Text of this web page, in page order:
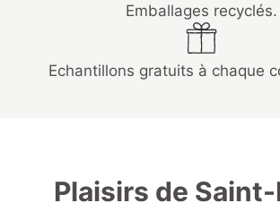
Emballages recyclés.
Echantillons gratuits à chaque
Plaisirs de